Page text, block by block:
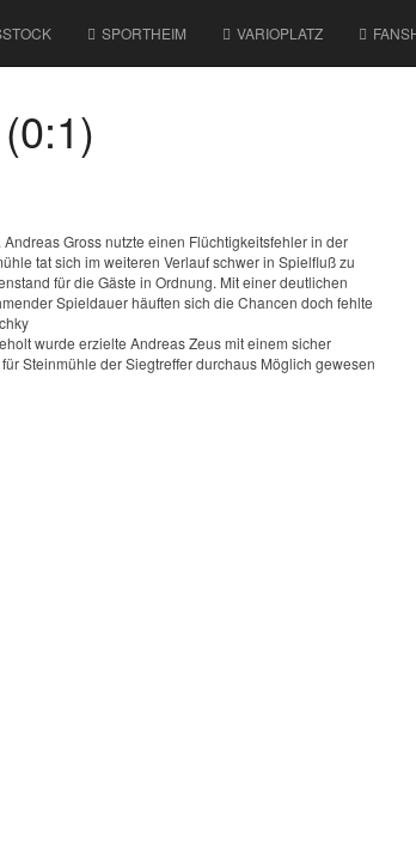
SPORTHEIM VARIOPLATZ
Gross nutzte einen Flüchtigkeitsfehler in der
tat sich im weiteren Verlauf schwer in Spielfluß zu
für die Gäste in Ordnung. Mit einer deutlichen
Spieldauer häuften sich die Chancen doch fehlte
wurde erzielte Andreas Zeus mit einem sicher
Steinmühle der Siegtreffer durchaus Möglich gewesen